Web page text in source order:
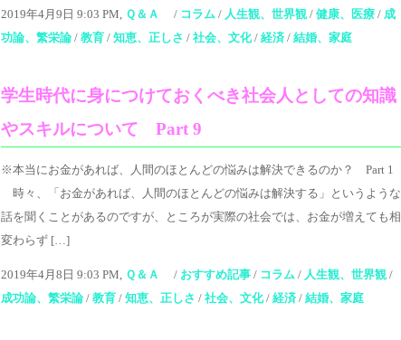
2019年4月9日 9:03 PM, Ｑ＆Ａ / コラム / 人生観、世界観 / 健康、医療 / 成
功論、繁栄論 / 教育 / 知恵、正しさ / 社会、文化/ 経済 / 結婚、家庭
学生時代に身につけておくべき社会人としての知識
やスキルについて Part 9
※本当にお金があれば、人間のほとんどの悩みは解決できるのか？ Part 1
時々、「お金があれば、人間のほとんどの悩みは解決する」というような
話を聞くことがあるのですが、ところが実際の社会では、お金が増えても相
変わらず […]
2019年4月8日 9:03 PM, Ｑ＆Ａ / おすすめ記事 / コラム / 人生観、世界観 /
成功論、繁栄論 / 教育 / 知恵、正しさ / 社会、文化/ 経済 / 結婚、家庭